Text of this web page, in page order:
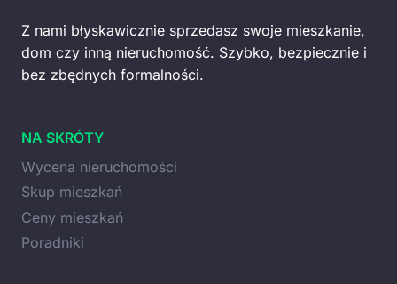
Z nami błyskawicznie sprzedasz swoje mieszkanie,
dom czy inną nieruchomość. Szybko, bezpiecznie i
bez zbędnych formalności.
NA SKRÓTY
Wycena nieruchomości
Skup mieszkań
Ceny mieszkań
Poradniki